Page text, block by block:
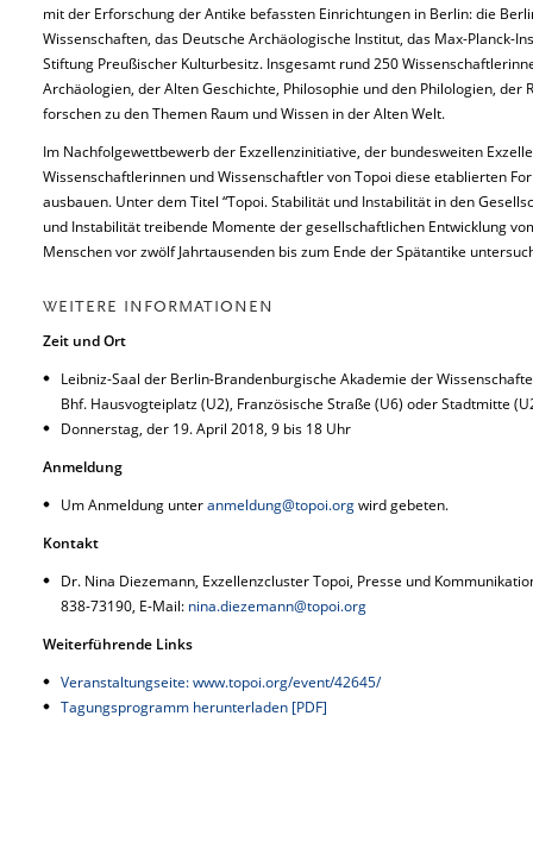
mit der Erforschung der Antike befassten Einrichtungen in Berlin: die
Wissenschaften, das Deutsche Archäologische Institut, das Max-Planck-
Stiftung Preußischer Kulturbesitz. Insgesamt rund 250
Archäologien, der Alten Geschichte, Philosophie und den Philologien, der
forschen zu den Themen Raum und Wissen in der Alten Welt.
Im Nachfolgewettbewerb der Exzellenzinitiative, der bundesweiten
Wissenschaftlerinnen und Wissenschaftler von Topoi diese etablierten
ausbauen. Unter dem Titel “Topoi. Stabilität und Instabilität in den
und Instabilität treibende Momente der gesellschaftlichen Entwicklung
Menschen vor zwölf Jahrtausenden bis zum Ende der Spätantike
WEITERE INFORMATIONEN
Zeit und Ort
Leibniz-Saal der Berlin-Brandenburgische Akademie der
Bhf. Hausvogteiplatz (U2), Französische Straße (U6) oder Stadtmitte
Donnerstag, der 19. April 2018, 9 bis 18 Uhr
Anmeldung
Um Anmeldung unteranmeldung@topoi.orgwird gebeten.
Kontakt
Dr. Nina Diezemann, Exzellenzcluster Topoi, Presse und
838-73190, E-Mail: nina.diezemann@topoi.org
Weiterführende Links
Veranstaltungseite: www.topoi.org/event/42645/
Tagungsprogramm herunterladen [PDF]